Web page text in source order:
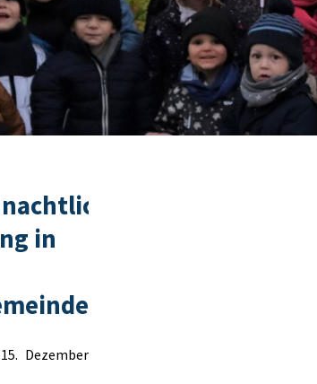
in
Dezember